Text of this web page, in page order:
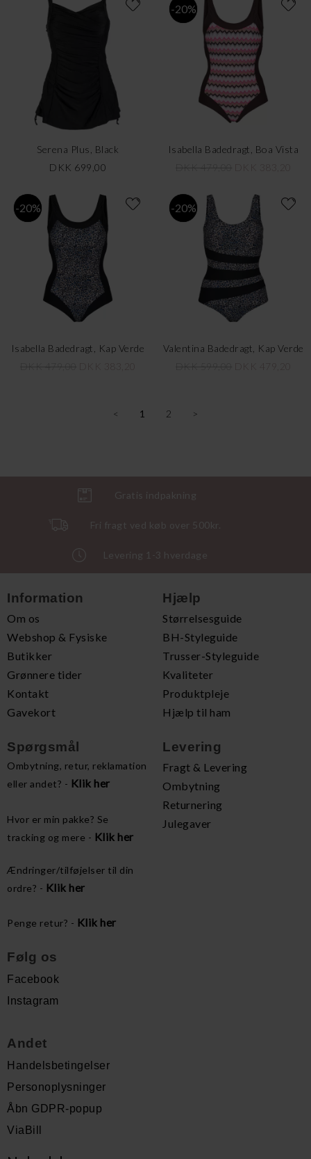
Serena Plus, Black
DKK 699,00
-20%
Isabella Badedragt, Boa Vista
-20%
Isabella Badedragt, Kap Verde
-20%
Valentina Badedragt, Kap Verde
< 1 2 >
Gratis indpakning
Fri fragt ved køb over 500kr.
Levering 1-3 hverdage
Information
Om os
Webshop & Fysiske
Butikker
Grønnere tider
Kontakt
Gavekort
Hjælp
Størrelsesguide
BH-Styleguide
Trusser-Styleguide
Kvaliteter
Produktpleje
Hjælp til ham
Spørgsmål
Ombytning, retur, reklamation
eller andet? - Klik her
Hvor er min pakke? Se
tracking og mere - Klik her
Ændringer/tilføjelser til din
ordre? - Klik her
Penge retur? - Klik her
Levering
Fragt & Levering
Ombytning
Returnering
Julegaver
Følg os
Facebook
Instagram
Andet
Handelsbetingelser
Personoplysninger
Åbn GDPR-popup
ViaBill